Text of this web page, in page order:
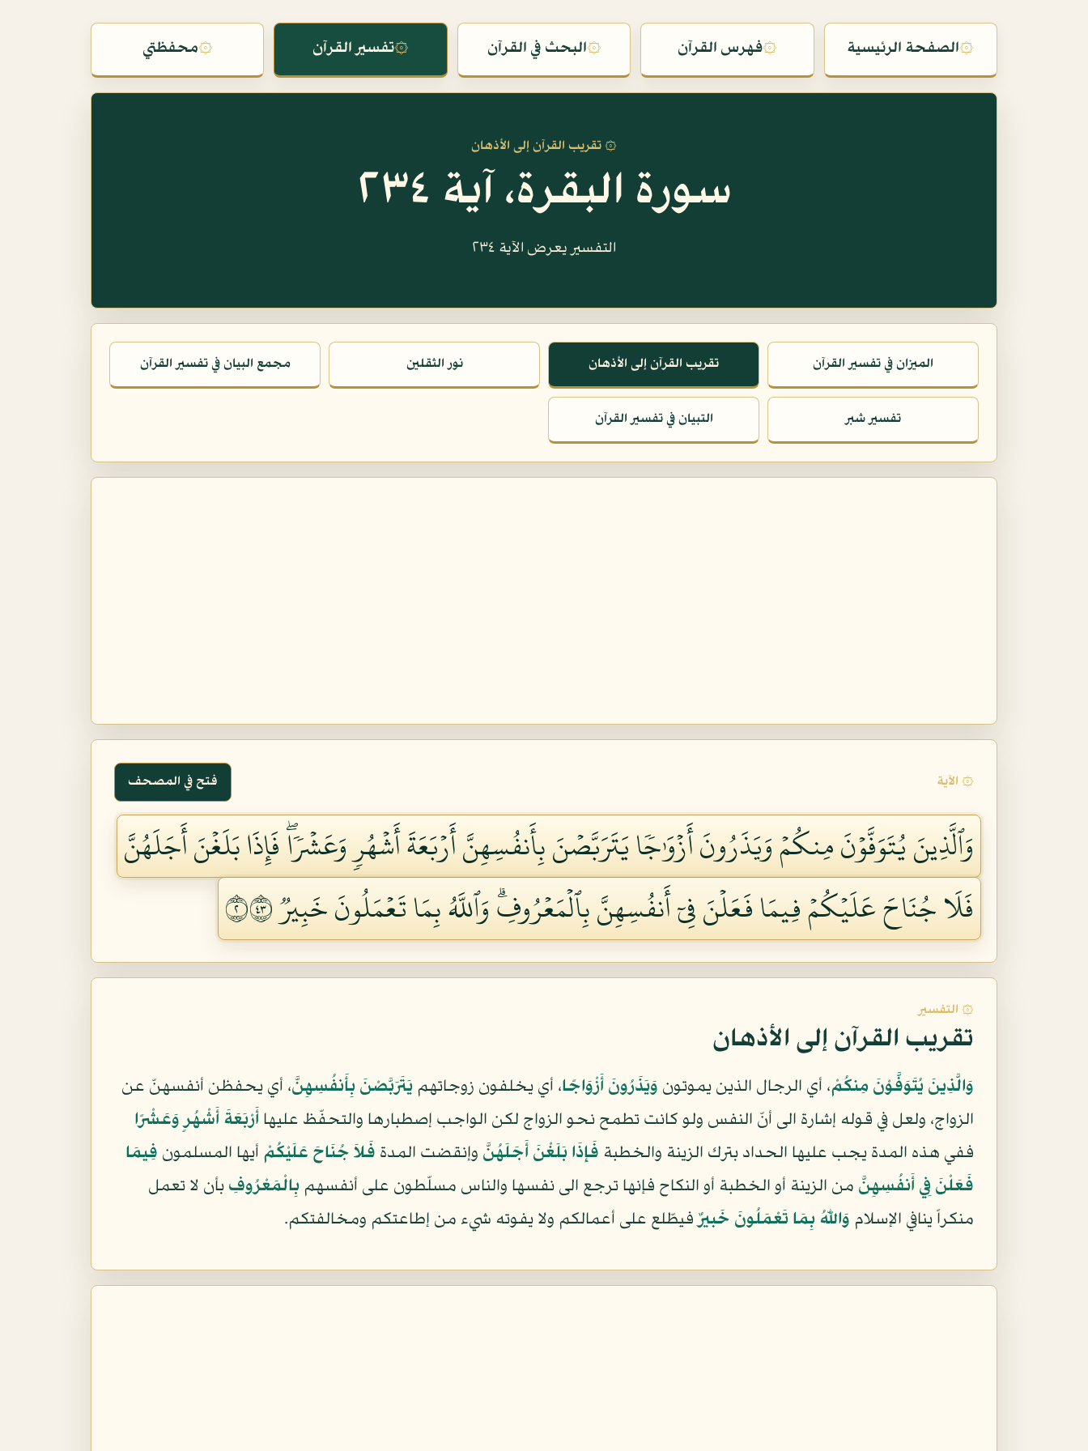
۞الصفحة الرئيسية ۞فهرس القرآن ۞البحث في القرآن ۞تفسير القرآن ۞محفظتي
۞ تقريب القرآن إلى الأذهان
سورة البقرة، آية ٢٣٤
التفسير يعرض الآية ٢٣٤
الميزان في تفسير القرآن تقريب القرآن إلى الأذهان نور الثقلين مجمع البيان في تفسير القرآن
تفسير شبر التبيان في تفسير القرآن
۞ الآية فتح في المصحف
وَٱلَّذِينَ يُتَوَفَّوۡنَ مِنكُمۡ وَيَذَرُونَ أَزۡوَٰجٗا يَتَرَبَّصۡنَ بِأَنفُسِهِنَّ أَرۡبَعَةَ أَشۡهُرٖ وَعَشۡرٗاۖ فَإِذَا بَلَغۡنَ أَجَلَهُنَّ
فَلَا جُنَاحَ عَلَيۡكُمۡ فِيمَا فَعَلۡنَ فِيٓ أَنفُسِهِنَّ بِٱلۡمَعۡرُوفِۗ وَٱللَّهُ بِمَا تَعۡمَلُونَ خَبِيرٞ ٢٣٤
۞ التفسير
تقريب القرآن إلى الأذهان
وَالَّذِينَ يُتَوَفَّوْنَ مِنكُمْ، أي الرجال الذين يموتون وَيَذَرُونَ أَزْوَاجًا، أي يخلفون زوجاتهم يَتَرَبَّصْنَ بِأَنفُسِهِنَّ، أي يحفظن أنفسهنّ عن
الزواج، ولعل في قوله إشارة الى أنّ النفس ولو كانت تطمح نحو الزواج لكن الواجب إصطبارها والتحفّظ عليها أَرْبَعَةَ أَشْهُرٍ وَعَشْرًا
ففي هذه المدة يجب عليها الحداد بترك الزينة والخطبة فَإِذَا بَلَغْنَ أَجَلَهُنَّ وإنقضت المدة فَلاَ جُنَاحَ عَلَيْكُمْ أيها المسلمون فِيمَا
فَعَلْنَ فِي أَنفُسِهِنَّ من الزينة أو الخطبة أو النكاح فإنها ترجع الى نفسها والناس مسلّطون على أنفسهم بِالْمَعْرُوفِ بأن لا تعمل
منكراً ينافي الإسلام وَاللّهُ بِمَا تَعْمَلُونَ خَبيرٌفيطّلع على أعمالكم ولا يفوته شيء من إطاعتكم ومخالفتكم.